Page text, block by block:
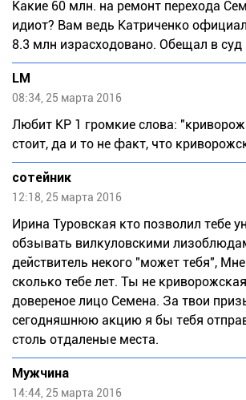
Какие 60 млн. на ремонт перехода
идиот? Вам ведь Катриченко
8.3 млн израсходовано. Обещал в суд
LM
08:34, 25 марта 2016
Любит КР 1 громкие слова:
стоит, да и то не факт, что
сотейник
12:18, 25 марта 2016
Ирина Туровская кто позволил тебе
обзывать вилкуловскими
действитель некого "может тебя",
сколько тебе лет. Ты не
довереное лицо Семена. За твои
сегодняшнюю акцию я бы тебя
столь отдаленые места.
Мужчина
14:44, 25 марта 2016